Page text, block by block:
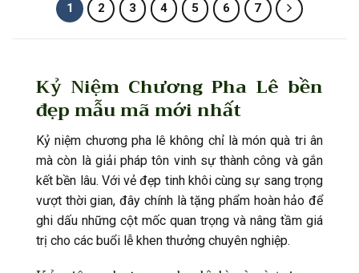
1 2 3 4 5 6 7
Kỷ Niệm Chương Pha Lê bền
đẹp mẫu mã mới nhất
Kỷ niệm chương pha lê không chỉ là món quà tri ân
mà còn là giải pháp tôn vinh sự thành công và gắn
kết bền lâu. Với vẻ đẹp tinh khôi cùng sự sang trọng
vượt thời gian, đây chính là tặng phẩm hoàn hảo để
ghi dấu những cột mốc quan trọng và nâng tầm giá
trị cho các buổi lễ khen thưởng chuyên nghiệp.